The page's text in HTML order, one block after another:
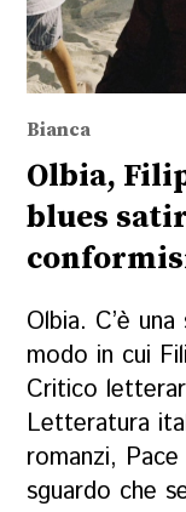
Bianca
Olbia,
blues
Olbia. C’è
modo in cui
Critico
Letteratura
romanzi,
sguardo che